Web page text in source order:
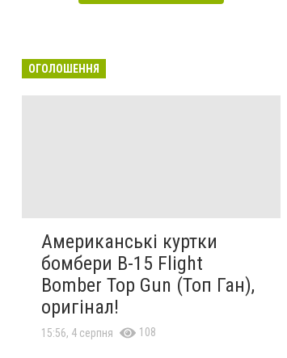
ОГОЛОШЕННЯ
Американські куртки
бомбери B-15 Flight
Bomber Top Gun (Топ Ган),
оригінал!
15:56, 4 серпня 108